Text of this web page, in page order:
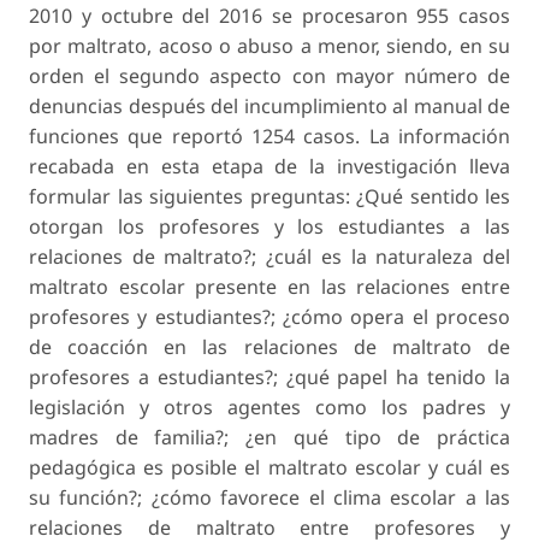
2010 y octubre del 2016 se procesaron 955 casos
por maltrato, acoso o abuso a menor, siendo, en su
orden el segundo aspecto con mayor número de
denuncias después del incumplimiento al manual de
funciones que reportó 1254 casos. La información
recabada en esta etapa de la investigación lleva
formular las siguientes preguntas: ¿Qué sentido les
otorgan los profesores y los estudiantes a las
relaciones de maltrato?; ¿cuál es la naturaleza del
maltrato escolar presente en las relaciones entre
profesores y estudiantes?; ¿cómo opera el proceso
de coacción en las relaciones de maltrato de
profesores a estudiantes?; ¿qué papel ha tenido la
legislación y otros agentes como los padres y
madres de familia?; ¿en qué tipo de práctica
pedagógica es posible el maltrato escolar y cuál es
su función?; ¿cómo favorece el clima escolar a las
relaciones de maltrato entre profesores y